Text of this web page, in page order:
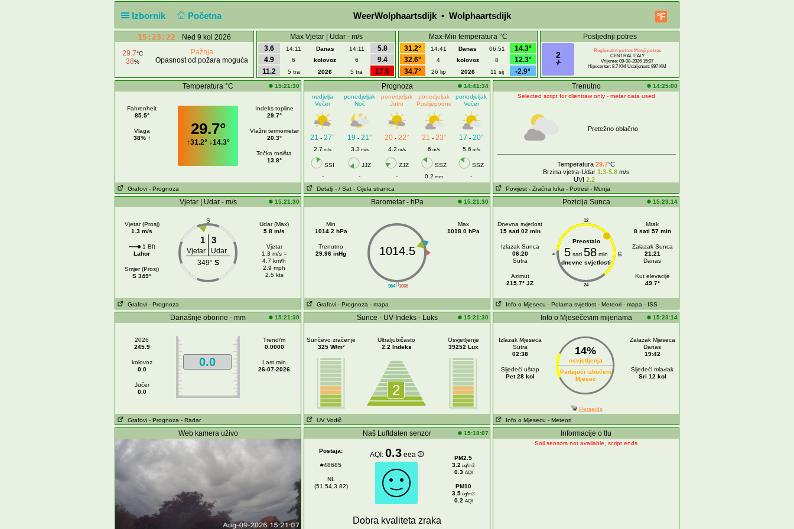
Izbornik Početna °F
WeerWolphaartsdijk • Wolphaartsdijk
15:23:23
Ned 9 kol 2026
29.7°C
38%
Pažnja
Opasnost od požara moguća
Max Vjetar | Udar - m/s
3.6
14:11 Danas 14:11
5.8
4.9
6 kolovoz 6
9.4
11.2
5 tra 2026 5 tra 17.9
Max-Min temperatura °C
31.2°
14:41 Danas 06:51
14.3°
32.6°
4 kolovoz 8
12.3°
34.7°
26 lip 2026 11 sij -2.9°
Posljednji potres
2
Regionalni potres Manji potres
CENTRAL ITALY
Vrijeme: 09-08-2026 15:07
Hipocentar: 8.7 KM Udaljenost: 997 KM
Temperatura °C 15:21:30
Fahrenheit
85.5°
Vlaga
38% ↑
29.7°
↑31.2°↓14.3°
Indeks topline
29.7°
Vlažni termometar
20.3°
Točka rosišta
13.8°
Grafovi - Prognoza
Prognoza
14:41:34
nedjelja
Večer
ponedjeljak
Noć
ponedjeljak
Jutro
ponedjeljak
Poslijepodne
ponedjeljak
Večer
21 - 27° 19 - 21° 20- 22° 21 - 23° 17 - 20°
2.7 m/s 3.3 m/s 4.2 m/s 6 m/s 5.6 m/s
SSI JJZ ZJZ SSZ
SSZ
-
- - 0.2 mm
-
Detalji - / Sat - Cijela stranica
Trenutno
Selected script for clientraw only - metar data used
14:25:00
Pretežno oblačno
Temperatura 29.7°C
Brzina vjetra-Udar 1.3-5.8m/s
UVI 2.2
Povijest - Zračna luka - Potresi - Munja
Vjetar | Udar - m/s 15:21:30
Vjetar (Prosj)
1.3 m/s
1 Bft
Lahor
Smjer (Prosj)
S 349°
S
1 3
Vjetar
Udar
349° S
Udar (Max)
5.8 m/s
Vjetar
1.3 m/s =
4.7 km/h
2.9 mph
2.5 kts
Grafovi - Prognoza
Barometar - hPa 15:21:30
Min
1014.2 hPa
Trenutno
29.96 inHg
||
964 1036
1014.5
Max
1018.0 hPa
Grafovi - Prognoza - mapa
Pozicija Sunca 15:23:14
Dnevna svjetlost
15 sati 02 min
Izlazak Sunca
06:20
Sutra
Azimut
215.7° JZ
12
24
6 18
Preostalo
5 sati 58 min
dnevne svjetlosti
Mrak
8 sati 57 min
Zalazak Sunca
21:21
Danas
Kut elevacije
49.7°
Info o Mjesecu - Polarna svjetlost - Meteori - mapa - ISS
Današnje oborine - mm 15:21:30
2026
245.9
kolovoz
0.0
Jučer
0.0
0.0
Trend/m
0.0000
Last rain
26-07-2026
Grafovi - Prognoza - Radar
Sunce - UV-Indeks - Luks 15:21:30
Sunčevo zračenje
325 W/m²
Ultraljubičasto
2.2 Indeks
2
Osvjetljenje
39252 Lux
UV Vodič
Info o Mjesečevim mijenama 15:23:14
Izlazak Mjeseca
Sutra
02:38
Sljedeći uštap
Pet 28 kol
14%
osvjetljenja
Padajući izbočeni
Mjesec
Zalazak Mjeseca
Danas
19:42
Sljedeći mlađak
Sri 12 kol
Perseids
Info o Mjesecu - Meteori
Web kamera uživo Naš Luftdaten senzor 15:18:07
Postaja:
#48685
NL
(51.54,3.82)
AQI: 0.3 eea
PM2.5
3.2 ug/m3
0.3 AQI
PM10
3.5 ug/m3
0.2 AQI
Dobra kvaliteta zraka
Informacije o tlu
Soil sensors not available, script ends